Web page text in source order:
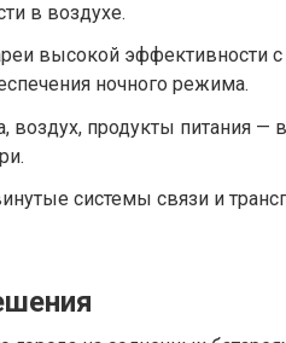
в воздухе.
высокой эффективности с
ночного режима.
воздух, продукты питания —
системы связи и